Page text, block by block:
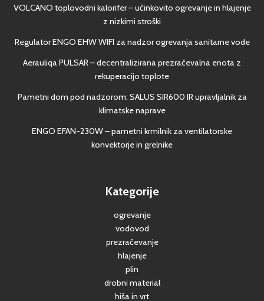
VOLCANO toplovodni kalorifer – učinkovito ogrevanje in hlajenje
z nizkimi stroški
Regulator ENGO EHW WIFI za nadzor ogrevanja sanitarne vode
Aerauliqa PULSAR – decentralizirana prezračevalna enota z
rekuperacijo toplote
Pametni dom pod nadzorom: SALUS SIR600 IR upravljalnik za
klimatske naprave
ENGO EFAN-230W – pametni krmilnik za ventilatorske
konvektorje in grelnike
Kategorije
ogrevanje
vodovod
prezračevanje
hlajenje
plin
drobni material
hiša in vrt